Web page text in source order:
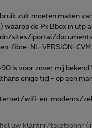
zult moeten maken
de Px Bbox in utp
sites/iportal/
fibre-NL-VERSION-
is voor zover mij bekend
enige tijd - op een
wifi-en-modems/
uw klantnr/telefoonnr